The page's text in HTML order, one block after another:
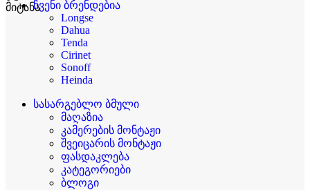
ჩვენი ბრენდებია
Longse
Dahua
Tenda
Cirinet
Sonoff
Heinda
სასარგებლო ბმული
მაღაზია
კამერების მონტაჟი
შვეიცარის მონტაჟი
ფასდაკლება
კატეგორიები
ბლოგი